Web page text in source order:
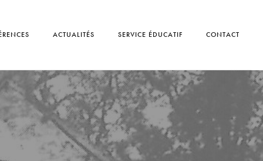
ACTUALITÉS SERVICE ÉDUCATIF CONTACT